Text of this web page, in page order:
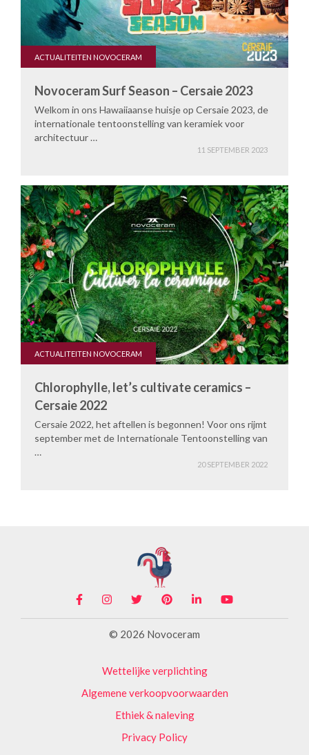
ACTUALITEITEN NOVOCERAM
Novoceram Surf Season – Cersaie 2023
Welkom in ons Hawaiiaanse huisje op Cersaie 2023, de
internationale tentoonstelling van keramiek voor
architectuur …
11 SEPTEMBER 2023
ACTUALITEITEN NOVOCERAM
Chlorophylle, let’s cultivate ceramics –
Cersaie 2022
Cersaie 2022, het aftellen is begonnen! Voor ons rijmt
september met de Internationale Tentoonstelling van
…
20 SEPTEMBER 2022
© 2026 Novoceram
Wettelijke verplichting
Algemene verkoopvoorwaarden
Ethiek & naleving
Privacy Policy